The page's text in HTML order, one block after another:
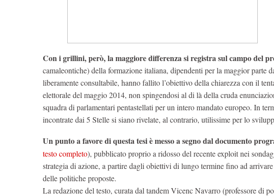
Con i grillini, però, la maggiore differenza si registra sul campo del
camaleontiche) della formazione italiana, dipendenti per la maggior parte
liberamente consultabile, hanno fallito l’obiettivo della chiarezza con il
elettorale del maggio 2014, non spingendosi al di là della cruda
squadra di parlamentari pentastellati per un intero mandato europeo. In
incontrate dai 5 Stelle si siano rivelate, al contrario, utilissime per lo
Un punto a favore di questa tesi è messo a segno dal documento
testo completo), pubblicato proprio a ridosso del recente exploit nei
strategia di azione, a partire dagli obiettivi di lungo termine fino ad
delle politiche proposte.
La redazione del testo, curata dal tandem Vicenc Navarro (professore di